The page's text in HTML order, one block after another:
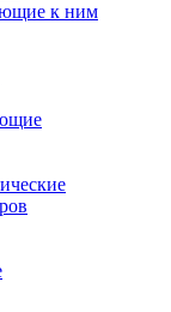
к ним